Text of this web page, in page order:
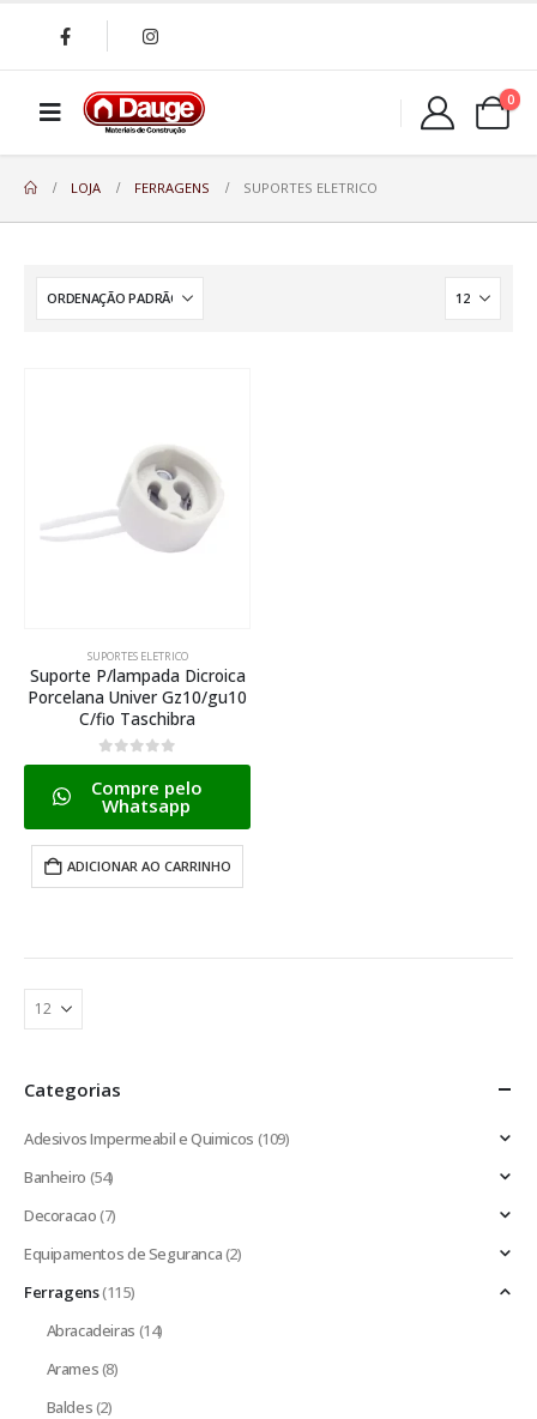
0
LOJA FERRAGENS SUPORTES ELETRICO
SUPORTES ELETRICO
Suporte P/lampada Dicroica
Porcelana Univer Gz10/gu10
C/fio Taschibra
0de 5
Compre pelo
Whatsapp
ADICIONAR AO CARRINHO
Categorias
Adesivos Impermeabil e Quimicos (109)
Banheiro (54)
Decoracao(7)
Equipamentos de Seguranca(2)
Ferragens(115)
Abracadeiras (14)
Arames(8)
Baldes(2)